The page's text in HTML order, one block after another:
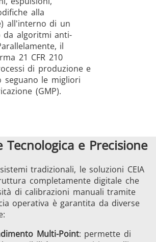
alla
all'interno di un
algoritmi anti-
il
21 CFR 210
di produzione e
seguano le migliori
(GMP).
Tecnologica e Precisione
tradizionali, le soluzioni CEIA
completamente digitale che
di calibrazioni manuali tramite
operativa è garantita da diverse
Multi-Point: permette di